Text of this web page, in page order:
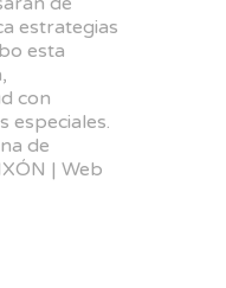
estrategias
esta
con
especiales.
de
| Web